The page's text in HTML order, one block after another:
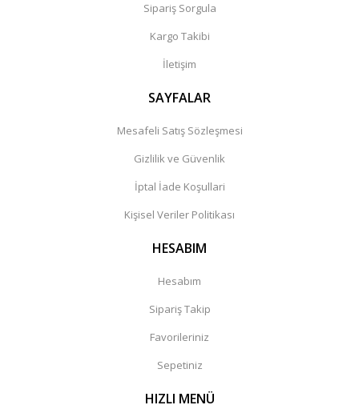
Sipariş Sorgula
Kargo Takibi
İletişim
SAYFALAR
Mesafeli Satış Sözleşmesi
Gizlilik ve Güvenlik
İptal İade Koşullari
Kişisel Veriler Politikası
HESABIM
Hesabım
Sipariş Takip
Favorileriniz
Sepetiniz
HIZLI MENÜ